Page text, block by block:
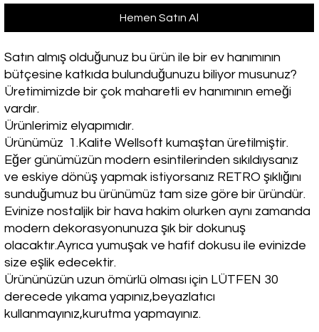
Hemen Satın Al
Satın almış olduğunuz bu ürün ile bir ev hanımının
bütçesine katkıda bulunduğunuzu biliyor musunuz?
Üretimimizde bir çok maharetli ev hanımının emeği
vardır.
Ürünlerimiz elyapımıdır.
Ürünümüz 1.Kalite Wellsoft kumaştan üretilmiştir.
Eğer günümüzün modern esintilerinden sıkıldıysanız
ve eskiye dönüş yapmak istiyorsanız RETRO şıklığını
sunduğumuz bu ürünümüz tam size göre bir üründür.
Evinize nostaljik bir hava hakim olurken aynı zamanda
modern dekorasyonunuza şık bir dokunuş
olacaktır.Ayrıca yumuşak ve hafif dokusu ile evinizde
size eşlik edecektir.
Ürününüzün uzun ömürlü olması için LÜTFEN 30
derecede yıkama yapınız,beyazlatıcı
kullanmayınız,kurutma yapmayınız.